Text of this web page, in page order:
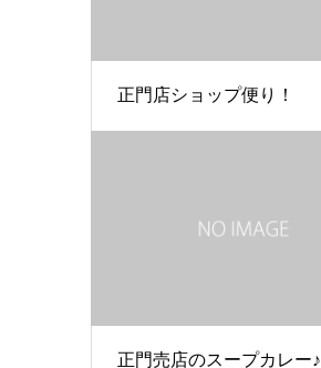
正門店ショップ便り！
正門売店のスープカレー♪